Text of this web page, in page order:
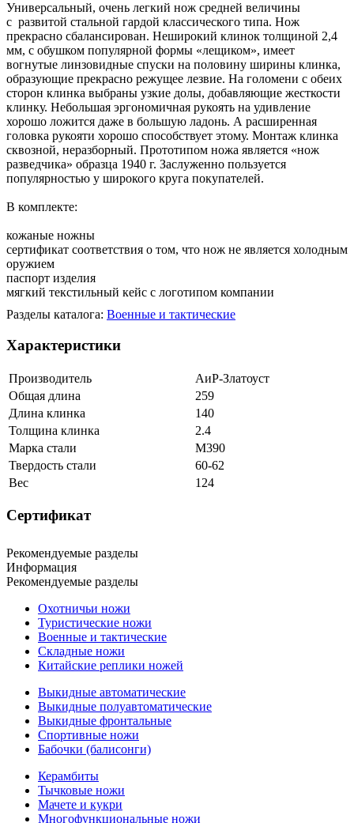
Универсальный, очень легкий нож средней величины
с развитой стальной гардой классического типа. Нож
прекрасно сбалансирован. Неширокий клинок толщиной 2,4
мм, с обушком популярной формы «лещиком», имеет
вогнутые линзовидные спуски на половину ширины клинка,
образующие прекрасно режущее лезвие. На голомени с обеих
сторон клинка выбраны узкие долы, добавляющие жесткости
клинку. Небольшая эргономичная рукоять на удивление
хорошо ложится даже в большую ладонь. А расширенная
головка рукояти хорошо способствует этому. Монтаж клинка
сквозной, неразборный. Прототипом ножа является «нож
разведчика» образца 1940 г. Заслуженно пользуется
популярностью у широкого круга покупателей.
В комплекте:
кожаные ножны
сертификат соответствия о том, что нож не является холодным
оружием
паспорт изделия
мягкий текстильный кейс с логотипом компании
Разделы каталога: Военные и тактические
Характеристики
Производитель
АиР-Златоуст
Общая длина
259
Длина клинка
140
Толщина клинка
2.4
Марка стали
M390
Твердость стали
60-62
Вес
124
Сертификат
Рекомендуемые разделы
Информация
Рекомендуемые разделы
Охотничьи ножи
Туристические ножи
Военные и тактические
Складные ножи
Китайские реплики ножей
Выкидные автоматические
Выкидные полуавтоматические
Выкидные фронтальные
Спортивные ножи
Бабочки (балисонги)
Керамбиты
Тычковые ножи
Мачете и кукри
Многофункциональные ножи